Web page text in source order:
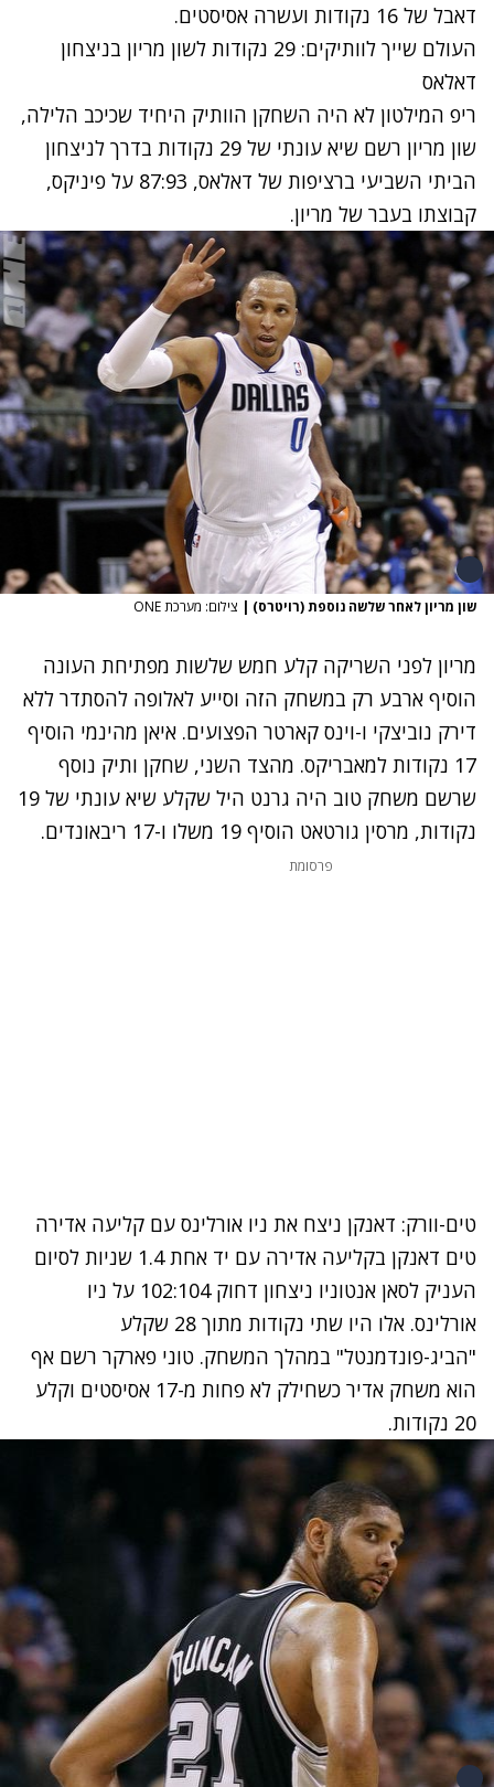
דאבל של 16 נקודות ועשרה אסיסטים.
העולם שייך לוותיקים: 29 נקודות לשון מריון בניצחון
דאלאס
ריפ המילטון לא היה השחקן הוותיק היחיד שכיכב הלילה,
שון מריון רשם שיא עונתי של 29 נקודות בדרך לניצחון
הביתי השביעי ברציפות של דאלאס, 87:93 על פיניקס,
קבוצתו בעבר של מריון.
שון מריון לאחר שלשה נוספת (רויטרס) | צילום: מערכת ONE
מריון לפני השריקה קלע חמש שלשות מפתיחת העונה
הוסיף ארבע רק במשחק הזה וסייע לאלופה להסתדר ללא
דירק נוביצקי ו-וינס קארטר הפצועים. איאן מהינמי הוסיף
17 נקודות למאבריקס. מהצד השני, שחקן ותיק נוסף
שרשם משחק טוב היה גרנט היל שקלע שיא עונתי של 19
נקודות, מרסין גורטאט הוסיף 19 משלו ו-17 ריבאונדים.
פרסומת
טים-וורק: דאנקן ניצח את ניו אורלינס עם קליעה אדירה
טים דאנקן בקליעה אדירה עם יד אחת 1.4 שניות לסיום
העניק לסאן אנטוניו ניצחון דחוק 102:104 על ניו
אורלינס. אלו היו שתי נקודות מתוך 28 שקלע
"הביג-פונדמנטל" במהלך המשחק. טוני פארקר רשם אף
הוא משחק אדיר כשחילק לא פחות מ-17 אסיסטים וקלע
20 נקודות.